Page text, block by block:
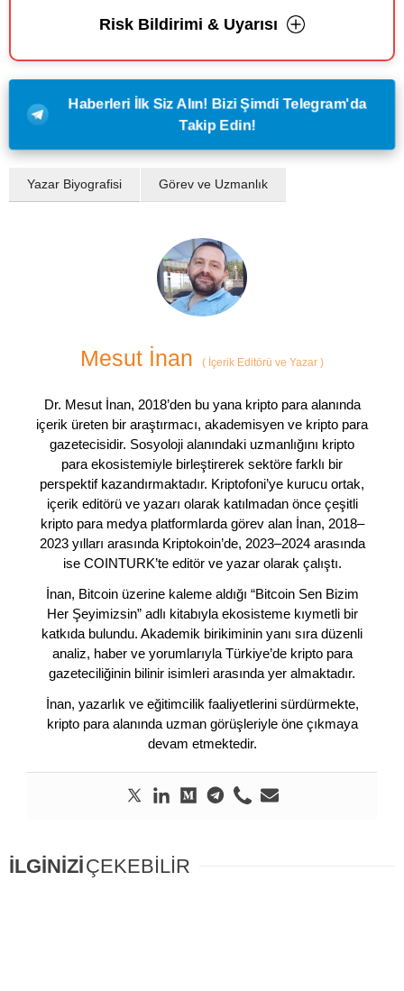
Risk Bildirimi & Uyarısı
Haberleri İlk Siz Alın! Bizi Şimdi Telegram'da
Takip Edin!
Yazar Biyografisi Görev ve Uzmanlık
Mesut İnan ( İçerik Editörü ve Yazar )
Dr. Mesut İnan, 2018’den bu yana kripto para alanında
içerik üreten bir araştırmacı, akademisyen ve kripto para
gazetecisidir. Sosyoloji alanındaki uzmanlığını kripto
para ekosistemiyle birleştirerek sektöre farklı bir
perspektif kazandırmaktadır. Kriptofoni’ye kurucu ortak,
içerik editörü ve yazarı olarak katılmadan önce çeşitli
kripto para medya platformlarda görev alan İnan, 2018–
2023 yılları arasında Kriptokoin’de, 2023–2024 arasında
ise COINTURK’te editör ve yazar olarak çalıştı.
İnan, Bitcoin üzerine kaleme aldığı “Bitcoin Sen Bizim
Her Şeyimizsin” adlı kitabıyla ekosisteme kıymetli bir
katkıda bulundu. Akademik birikiminin yanı sıra düzenli
analiz, haber ve yorumlarıyla Türkiye’de kripto para
gazeteciliğinin bilinir isimleri arasında yer almaktadır.
İnan, yazarlık ve eğitimcilik faaliyetlerini sürdürmekte,
kripto para alanında uzman görüşleriyle öne çıkmaya
devam etmektedir.
İLGİNİZİÇEKEBİLİR